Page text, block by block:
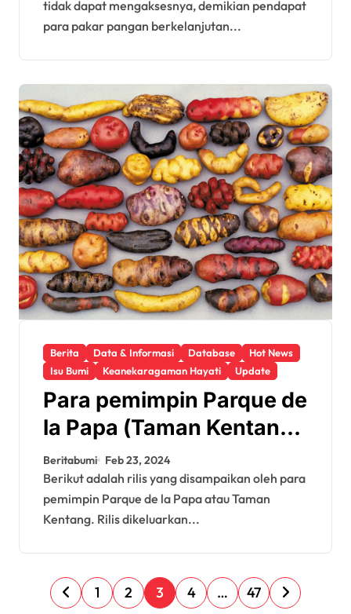
tidak dapat mengaksesnya, demikian pendapat
para pakar pangan berkelanjutan...
Berita Data & Informasi Database
Hot News
Isu Bumi
Keanekaragaman Hayati Update
Para pemimpin Parque de
la Papa (Taman Kentang)
Peru Mengecam Klaim
Palsu dari Raksasa
Genom AS Illumina
Beritabumi Feb 23, 2024
Berikut adalah rilis yang disampaikan oleh para
pemimpin Parque de la Papa atau Taman
Kentang. Rilis dikeluarkan...
P
1 2 3 4 … 47